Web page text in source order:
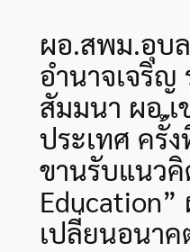
ผอ.สพม.อุบ
อำนาจเจริญ
สัมมนา ผอ.
ประเทศ ครั้
ขานรับแนว
เปลี่ยนอนา